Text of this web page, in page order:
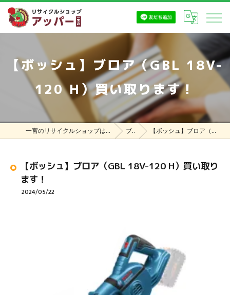
【ボッシュ】ブロア（GBL 18V-
120 H）買い取ります！
一宮のリサイクルショップはリサイクルショップ アッパー一宮店 ブログ 【ボッシュ】ブロア（GBL 18V-120 H）買い取ります！
【ボッシュ】ブロア（GBL 18V-120 H）買い取り
ます！
2024/05/22